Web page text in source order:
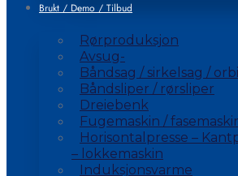
Brukt / Demo / Tilbud
Rørproduksjon
Avsug-
Båndsag / sirkelsag /
Båndsliper / rørsliper
Dreiebenk
Fugemaskin /
Horisontalpresse –
– lokkemaskin
Induksjonsvarme